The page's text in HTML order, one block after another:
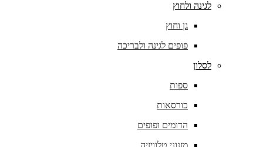
לגינה ולחוץ
גן וחוץ
פופים לגינה ולבריכה
לסלון
ספות
כורסאות
הדומים ופופים